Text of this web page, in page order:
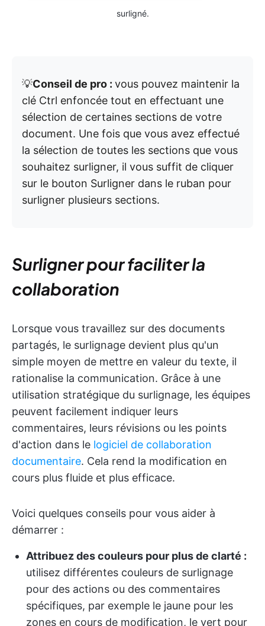
surligné.
💡Conseil de pro : vous pouvez maintenir la
clé Ctrl enfoncée tout en effectuant une
sélection de certaines sections de votre
document. Une fois que vous avez effectué
la sélection de toutes les sections que vous
souhaitez surligner, il vous suffit de cliquer
sur le bouton Surligner dans le ruban pour
surligner plusieurs sections.
Surligner pour faciliter la
collaboration
Lorsque vous travaillez sur des documents
partagés, le surlignage devient plus qu'un
simple moyen de mettre en valeur du texte, il
rationalise la communication. Grâce à une
utilisation stratégique du surlignage, les équipes
peuvent facilement indiquer leurs
commentaires, leurs révisions ou les points
d'action dans le logiciel de collaboration
documentaire. Cela rend la modification en
cours plus fluide et plus efficace.
Voici quelques conseils pour vous aider à
démarrer :
Attribuez des couleurs pour plus de clarté :
utilisez différentes couleurs de surlignage
pour des actions ou des commentaires
spécifiques, par exemple le jaune pour les
zones en cours de modification, le vert pour